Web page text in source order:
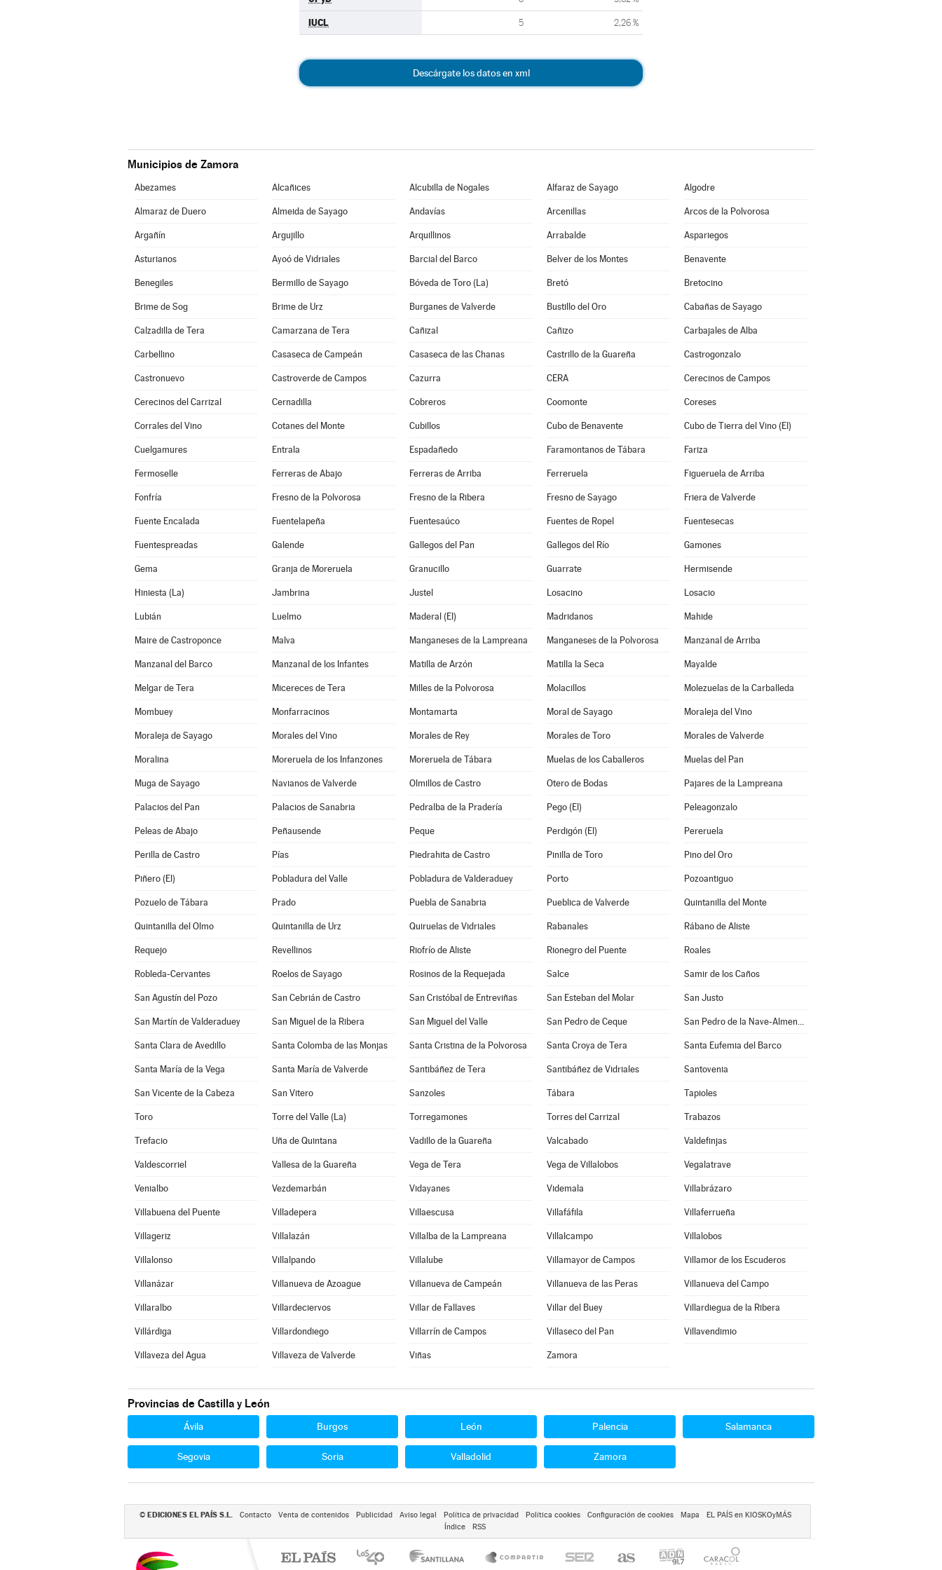
IUCL 5 2,26 %
Descárgate los datos en xml
Municipios de Zamora
Abezames Alcañices Alcubilla de Nogales Alfaraz de Sayago Algodre
Almaraz de Duero Almeida de Sayago Andavías Arcenillas Arcos de la Polvorosa
Argañín Argujillo Arquillinos Arrabalde Aspariegos
Asturianos Ayoó de Vidriales Barcial del Barco Belver de los Montes Benavente
Benegiles Bermillo de Sayago Bóveda de Toro (La) Bretó Bretocino
Brime de Sog Brime de Urz Burganes de Valverde Bustillo del Oro Cabañas de Sayago
Calzadilla de Tera Camarzana de Tera Cañizal Cañizo Carbajales de Alba
Carbellino Casaseca de Campeán Casaseca de las Chanas Castrillo de la Guareña Castrogonzalo
Castronuevo Castroverde de Campos Cazurra CERA Cerecinos de Campos
Cerecinos del Carrizal Cernadilla Cobreros Coomonte Coreses
Corrales del Vino Cotanes del Monte Cubillos Cubo de Benavente Cubo de Tierra del Vino (El)
Cuelgamures Entrala Espadañedo Faramontanos de Tábara Fariza
Fermoselle Ferreras de Abajo Ferreras de Arriba Ferreruela Figueruela de Arriba
Fonfría Fresno de la Polvorosa Fresno de la Ribera Fresno de Sayago Friera de Valverde
Fuente Encalada Fuentelapeña Fuentesaúco Fuentes de Ropel Fuentesecas
Fuentespreadas Galende Gallegos del Pan Gallegos del Río Gamones
Gema Granja de Moreruela Granucillo Guarrate Hermisende
Hiniesta (La) Jambrina Justel Losacino Losacio
Lubián Luelmo Maderal (El) Madridanos Mahide
Maire de Castroponce Malva Manganeses de la Lampreana Manganeses de la Polvorosa Manzanal de Arriba
Manzanal del Barco Manzanal de los Infantes Matilla de Arzón Matilla la Seca Mayalde
Melgar de Tera Micereces de Tera Milles de la Polvorosa Molacillos Molezuelas de la Carballeda
Mombuey Monfarracinos Montamarta Moral de Sayago Moraleja del Vino
Moraleja de Sayago Morales del Vino Morales de Rey Morales de Toro Morales de Valverde
Moralina Moreruela de los Infanzones Moreruela de Tábara Muelas de los Caballeros Muelas del Pan
Muga de Sayago Navianos de Valverde Olmillos de Castro Otero de Bodas Pajares de la Lampreana
Palacios del Pan Palacios de Sanabria Pedralba de la Pradería Pego (El) Peleagonzalo
Peleas de Abajo Peñausende Peque Perdigón (El) Pereruela
Perilla de Castro Pías Piedrahita de Castro Pinilla de Toro Pino del Oro
Piñero (El) Pobladura del Valle Pobladura de Valderaduey Porto Pozoantiguo
Pozuelo de Tábara Prado Puebla de Sanabria Pueblica de Valverde Quintanilla del Monte
Quintanilla del Olmo Quintanilla de Urz Quiruelas de Vidriales Rabanales Rábano de Aliste
Requejo Revellinos Riofrío de Aliste Rionegro del Puente Roales
Robleda-Cervantes Roelos de Sayago Rosinos de la Requejada Salce Samir de los Caños
San Agustín del Pozo San Cebrián de Castro San Cristóbal de Entreviñas San Esteban del Molar San Justo
San Martín de Valderaduey San Miguel de la Ribera San Miguel del Valle San Pedro de Ceque San Pedro de la Nave-Almendra
Santa Clara de Avedillo Santa Colomba de las Monjas Santa Cristina de la Polvorosa Santa Croya de Tera Santa Eufemia del Barco
Santa María de la Vega Santa María de Valverde Santibáñez de Tera Santibáñez de Vidriales Santovenia
San Vicente de la Cabeza San Vitero Sanzoles Tábara Tapioles
Toro Torre del Valle (La) Torregamones Torres del Carrizal Trabazos
Trefacio Uña de Quintana Vadillo de la Guareña Valcabado Valdefinjas
Valdescorriel Vallesa de la Guareña Vega de Tera Vega de Villalobos Vegalatrave
Venialbo Vezdemarbán Vidayanes Videmala Villabrázaro
Villabuena del Puente Villadepera Villaescusa Villafáfila Villaferrueña
Villageriz Villalazán Villalba de la Lampreana Villalcampo Villalobos
Villalonso Villalpando Villalube Villamayor de Campos Villamor de los Escuderos
Villanázar Villanueva de Azoague Villanueva de Campeán Villanueva de las Peras Villanueva del Campo
Villaralbo Villardeciervos Villar de Fallaves Villar del Buey Villardiegua de la Ribera
Villárdiga Villardondiego Villarrín de Campos Villaseco del Pan Villavendimio
Villaveza del Agua Villaveza de Valverde Viñas Zamora
Provincias de Castilla y León
Ávila Burgos León Palencia Salamanca
Segovia Soria Valladolid Zamora
© EDICIONES EL PAÍS S.L. Contacto Venta de contenidos Publicidad Aviso legal Política de privacidad Política cookies Configuración de cookies Mapa
EL PAÍS en KIOSKOyMÁS
Índice
RSS